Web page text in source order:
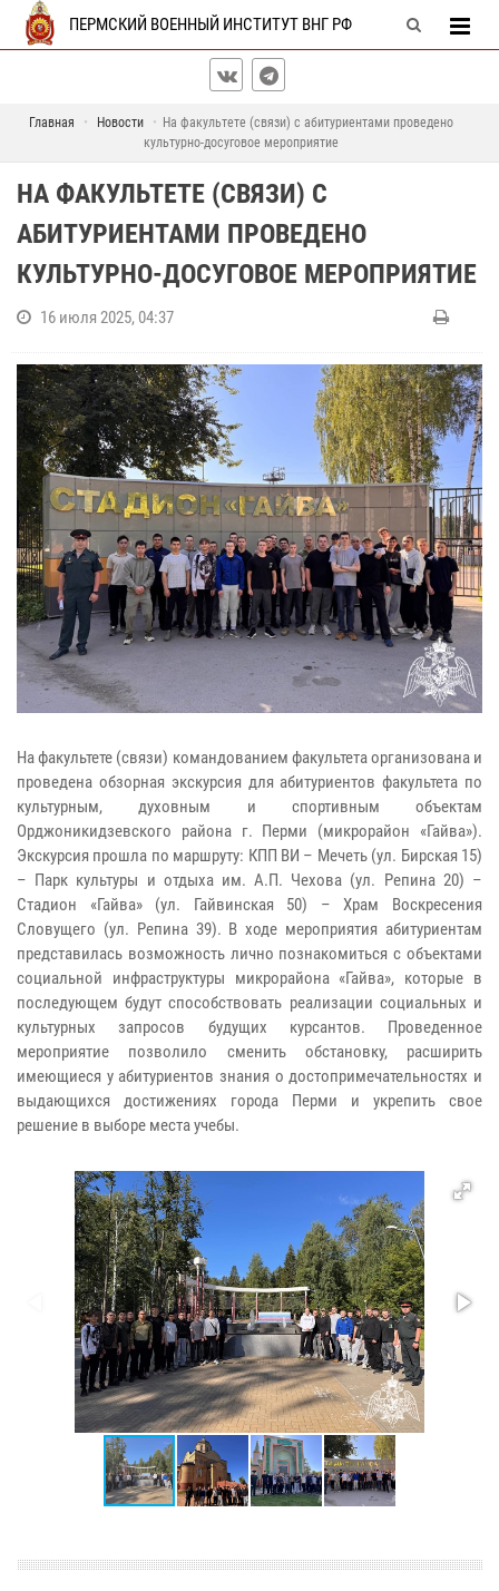
ПЕРМСКИЙ ВОЕННЫЙ ИНСТИТУТ ВНГ РФ
Главная Новости
На факультете (связи) с абитуриентами проведено
культурно-досуговое мероприятие
НА ФАКУЛЬТЕТЕ (СВЯЗИ) С
АБИТУРИЕНТАМИ ПРОВЕДЕНО
КУЛЬТУРНО-ДОСУГОВОЕ МЕРОПРИЯТИЕ
16 июля 2025, 04:37
На факультете (связи) командованием факультета организована и
проведена обзорная экскурсия для абитуриентов факультета по
культурным, духовным и спортивным объектам
Орджоникидзевского района г. Перми (микрорайон «Гайва»).
Экскурсия прошла по маршруту: КПП ВИ – Мечеть (ул. Бирская 15)
– Парк культуры и отдыха им. А.П. Чехова (ул. Репина 20) –
Стадион «Гайва» (ул. Гайвинская 50) – Храм Воскресения
Словущего (ул. Репина 39). В ходе мероприятия абитуриентам
представилась возможность лично познакомиться с объектами
социальной инфраструктуры микрорайона «Гайва», которые в
последующем будут способствовать реализации социальных и
культурных запросов будущих курсантов. Проведенное
мероприятие позволило сменить обстановку, расширить
имеющиеся у абитуриентов знания о достопримечательностях и
выдающихся достижениях города Перми и укрепить свое
решение в выборе места учебы.